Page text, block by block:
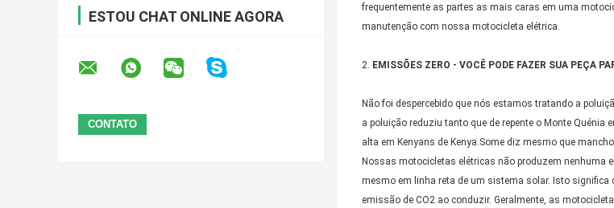
ESTOU CHAT ONLINE AGORA
frequentemente as partes as mais caras em uma
manutenção com nossa motocicleta elétrica.
2. EMISSÕES ZERO - VOCÊ PODE FAZER SUA PEÇA
Não foi despercebido que nós estamos tratando a
a poluição reduziu tanto que de repente o Monte
alta em Kenyans de Kenya.Some diz mesmo que
Nossas motocicletas elétricas não produzem nenhuma
mesmo em linha reta de um sistema solar. Isto
emissão de CO2 ao conduzir. Geralmente, as